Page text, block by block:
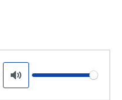
Mute
Volume